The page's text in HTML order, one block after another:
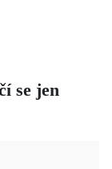
se jen